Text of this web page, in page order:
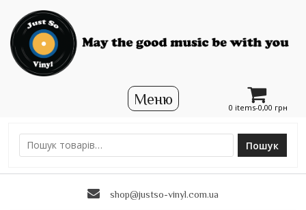
0 items-0,00 грн
Ш
Пошук
shop@justso-vinyl.com.ua